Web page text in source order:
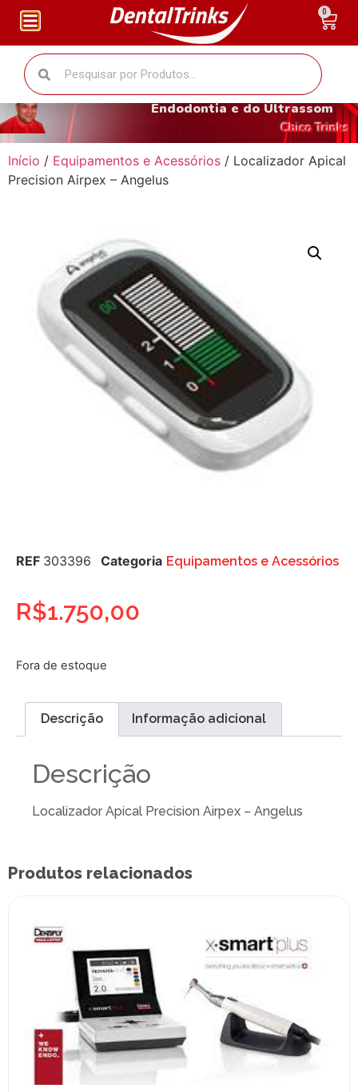
O fantástico mundo da
Endodontia e do Ultrassom
Chico Trinks
Início / Equipamentos e Acessórios / Localizador Apical
Precision Airpex – Angelus
REF 303396 Categoria Equipamentos e Acessórios
R$1.750,00
Fora de estoque
Descrição Informação adicional
Descrição
Localizador Apical Precision Airpex – Angelus
Produtos relacionados
0